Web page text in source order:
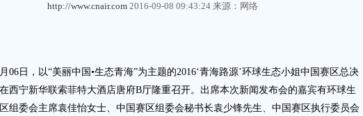
http://www.cnair.com 2016-09-08 09:43:24 来源： 网络
日，以“美丽中国•生态青海”为主题的2016‘青海路源’环球生态小姐中国赛区总决
西宁新华联索菲特大酒店唐府B厅隆重召开。出席本次新闻发布会的嘉宾有环球生
组委会主席袁佳怡女士、中国赛区组委会秘书长袁少锋先生、中国赛区执行委员会